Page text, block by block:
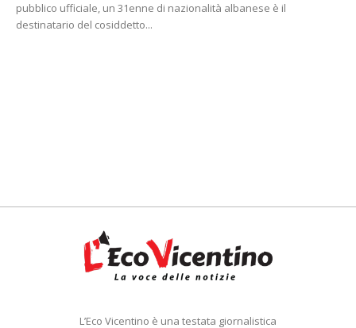
pubblico ufficiale, un 31enne di nazionalità albanese è il
destinatario del cosiddetto...
L’Eco Vicentino è una testata giornalistica